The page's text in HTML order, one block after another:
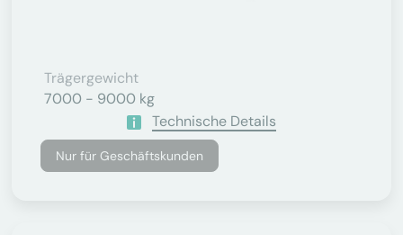
Trägergewicht
7000 - 9000 kg
Technische Details
Nur für Geschäftskunden